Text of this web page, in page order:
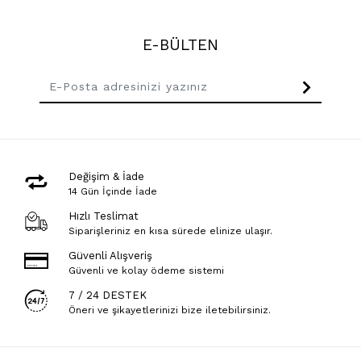
E-BÜLTEN
Değişim & İade
14 Gün İçinde İade
Hızlı Teslimat
Siparişleriniz en kısa sürede elinize ulaşır.
Güvenli Alışveriş
Güvenli ve kolay ödeme sistemi
7 / 24 DESTEK
Öneri ve şikayetlerinizi bize iletebilirsiniz.